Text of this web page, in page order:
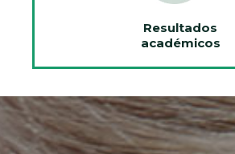
Resultados
académicos